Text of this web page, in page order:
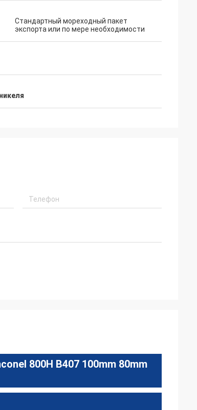
Стандартный мореходный пакет
экспорта или по мере необходимости
800H B407 100mm 80mm